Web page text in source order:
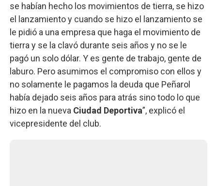
se habían hecho los movimientos de tierra, se hizo
el lanzamiento y cuando se hizo el lanzamiento se
le pidió a una empresa que haga el movimiento de
tierra y se la clavó durante seis años y no se le
pagó un solo dólar. Y es gente de trabajo, gente de
laburo. Pero asumimos el compromiso con ellos y
no solamente le pagamos la deuda que Peñarol
había dejado seis años para atrás sino todo lo que
hizo en la nueva Ciudad Deportiva”, explicó el
vicepresidente del club.